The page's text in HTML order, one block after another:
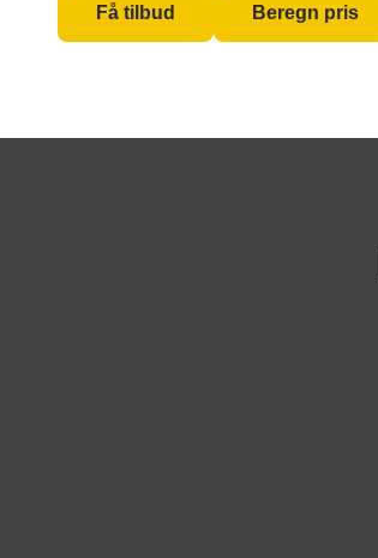
Få tilbud Beregn pris